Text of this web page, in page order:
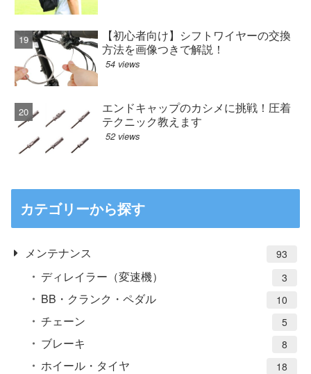
【初心者向け】シフトワイヤーの交換
方法を画像つきで解説！
54 views
エンドキャップのカシメに挑戦！圧着
テクニック教えます
52 views
カテゴリーから探す
メンテナンス 93
ディレイラー（変速機） 3
BB・クランク・ペダル 10
チェーン 5
ブレーキ 8
ホイール・タイヤ 18